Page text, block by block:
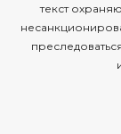
текст